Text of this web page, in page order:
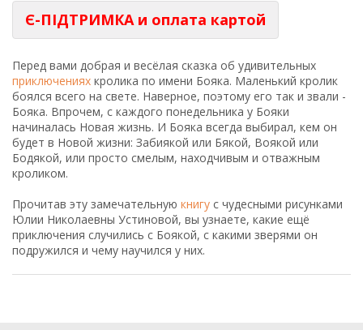
Є-ПІДТРИМКА и оплата картой
Перед вами добрая и весёлая сказка об удивительных
приключениях кролика по имени Бояка. Маленький кролик
боялся всего на свете. Наверное, поэтому его так и звали -
Бояка. Впрочем, с каждого понедельника у Бояки
начиналась Новая жизнь. И Бояка всегда выбирал, кем он
будет в Новой жизни: Забиякой или Бякой, Воякой или
Бодякой, или просто смелым, находчивым и отважным
кроликом.
Прочитав эту замечательную книгу с чудесными рисунками
Юлии Николаевны Устиновой, вы узнаете, какие ещё
приключения случились с Боякой, с какими зверями он
подружился и чему научился у них.